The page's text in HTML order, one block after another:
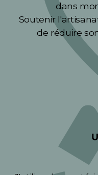
dans
Soutenir
de réduire